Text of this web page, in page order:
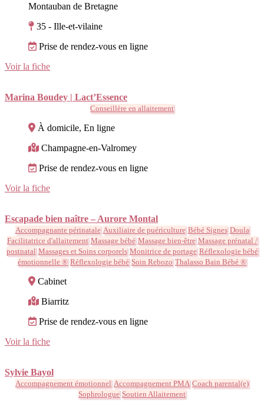
Montauban de Bretagne
35 - Ille-et-vilaine
Prise de rendez-vous en ligne
Voir la fiche
Marina Boudey | Lact’Essence
Conseillère en allaitement
À domicile, En ligne
Champagne-en-Valromey
Prise de rendez-vous en ligne
Voir la fiche
Escapade bien naître – Aurore Montal
Accompagnante périnatale Auxiliaire de puériculture Bébé Signes Doula
Facilitatrice d'allaitement Massage bébé Massage bien-être Massage prénatal /
postnatal Massages et Soins corporels Monitrice de portage Réflexologie bébé
émotionnelle ® Réflexologie bébé Soin Rebozo Thalasso Bain Bébé ®
Cabinet
Biarritz
Prise de rendez-vous en ligne
Voir la fiche
Sylvie Bayol
Accompagnement émotionnel Accompagnement PMA Coach parental(e)
Sophrologue Soutien Allaitement